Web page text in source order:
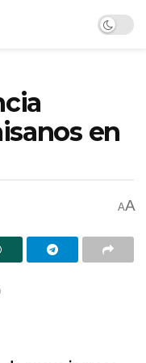
en
AA